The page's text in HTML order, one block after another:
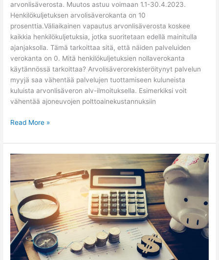
arvonlisäverosta. Muutos astuu voimaan 1.1-30.4.2023.
Henkilökuljetuksen arvolisäverokanta on 10
prosenttia.Väliaikainen vapautus arvonlisäverosta koskee
kaikkia henkilökuljetuksia, jotka suoritetaan edellä mainitulla
ajanjaksolla. Tämä tarkoittaa sitä, että näiden palveluiden
verokanta on 0. Mitä henkilökuljetuksien nollaverokanta
käytännössä tarkoittaa? Arvolisäverorekisteröitynyt palvelun
myyjä saa vähentää palvelujen tuottamiseen kuluneista
kuluista arvonlisäveron alv-ilmoituksella. Esimerkiksi voit
vähentää ajoneuvojen polttoainekustannuksiin
Read More »
Mikä
yrityksen
tilinpäätös
mitä
liitteitä
tilinpäätökseen
tarvitaan?